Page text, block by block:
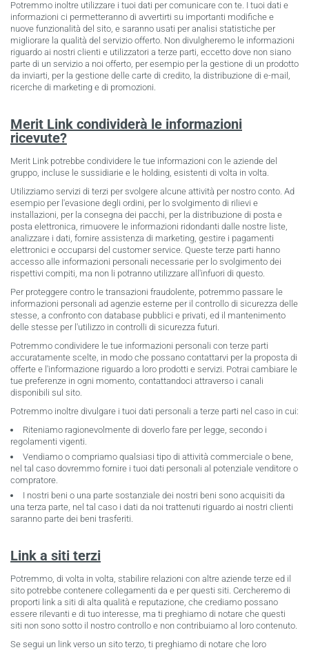
Potremmo inoltre utilizzare i tuoi dati per comunicare con te. I tuoi dati e
informazioni ci permetteranno di avvertirti su importanti modifiche e
nuove funzionalità del sito, e saranno usati per analisi statistiche per
migliorare la qualità del servizio offerto. Non divulgheremo le informazioni
riguardo ai nostri clienti e utilizzatori a terze parti, eccetto dove non siano
parte di un servizio a noi offerto, per esempio per la gestione di un prodotto
da inviarti, per la gestione delle carte di credito, la distribuzione di e-mail,
ricerche di marketing e di promozioni.
Merit Link condividerà le informazioni
ricevute?
Merit Link potrebbe condividere le tue informazioni con le aziende del
gruppo, incluse le sussidiarie e le holding, esistenti di volta in volta.
Utilizziamo servizi di terzi per svolgere alcune attività per nostro conto. Ad
esempio per l'evasione degli ordini, per lo svolgimento di rilievi e
installazioni, per la consegna dei pacchi, per la distribuzione di posta e
posta elettronica, rimuovere le informazioni ridondanti dalle nostre liste,
analizzare i dati, fornire assistenza di marketing, gestire i pagamenti
elettronici e occuparsi del customer service. Queste terze parti hanno
accesso alle informazioni personali necessarie per lo svolgimento dei
rispettivi compiti, ma non li potranno utilizzare all'infuori di questo.
Per proteggere contro le transazioni fraudolente, potremmo passare le
informazioni personali ad agenzie esterne per il controllo di sicurezza delle
stesse, a confronto con database pubblici e privati, ed il mantenimento
delle stesse per l'utilizzo in controlli di sicurezza futuri.
Potremmo condividere le tue informazioni personali con terze parti
accuratamente scelte, in modo che possano contattarvi per la proposta di
offerte e l'informazione riguardo a loro prodotti e servizi. Potrai cambiare le
tue preferenze in ogni momento, contattandoci attraverso i canali
disponibili sul sito.
Potremmo inoltre divulgare i tuoi dati personali a terze parti nel caso in cui:
Riteniamo ragionevolmente di doverlo fare per legge, secondo i
regolamenti vigenti.
Vendiamo o compriamo qualsiasi tipo di attività commerciale o bene,
nel tal caso dovremmo fornire i tuoi dati personali al potenziale venditore o
compratore.
I nostri beni o una parte sostanziale dei nostri beni sono acquisiti da
una terza parte, nel tal caso i dati da noi trattenuti riguardo ai nostri clienti
saranno parte dei beni trasferiti.
Link a siti terzi
Potremmo, di volta in volta, stabilire relazioni con altre aziende terze ed il
sito potrebbe contenere collegamenti da e per questi siti. Cercheremo di
proporti link a siti di alta qualità e reputazione, che crediamo possano
essere rilevanti e di tuo interesse, ma ti preghiamo di notare che questi
siti non sono sotto il nostro controllo e non contribuiamo al loro contenuto.
Se segui un link verso un sito terzo, ti preghiamo di notare che loro